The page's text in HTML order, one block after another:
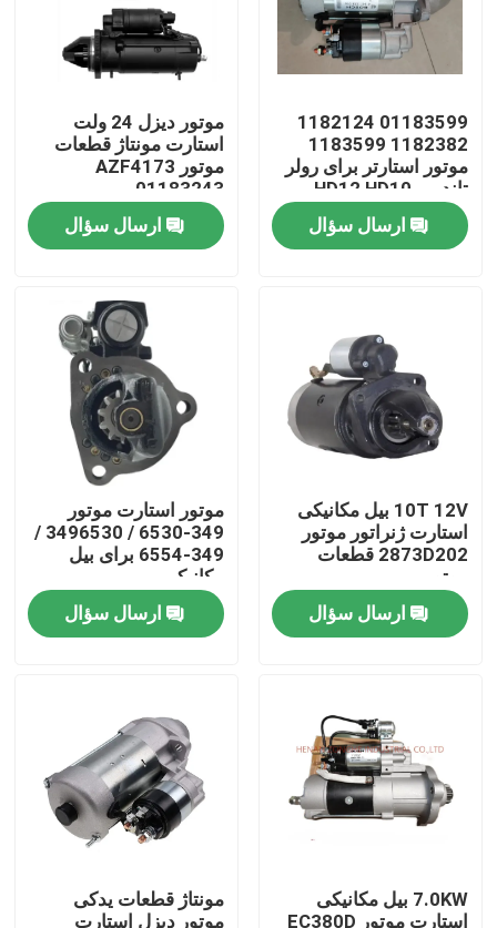
محصولات
فیلم های
تور کارخانه
کنترل کیفیت
اخبار
درخواست نقل قول
قطعات یدکی بیل مکانیکی
01183599 1182124
1182382 1183599
موتور استارتر برای رولر
تاندمی HD12 HD10
HD70 HD75 موتور
ارسال سؤال
موتور دیزل 24 ولت
استارت مونتاژ قطعات
موتور AZF4173
01183243
ارسال سؤال
10T 12V بیل مکانیکی
استارت ژنراتور موتور
2873D202 قطعات
موتور
ارسال سؤال
موتور استارت موتور
349-6530 / 3496530 /
349-6554 برای بیل
مکانیکی
ارسال سؤال
7.0KW بیل مکانیکی
استارت موتور EC380D
مونتاژ قطعات یدکی
موتور دیزل استارت